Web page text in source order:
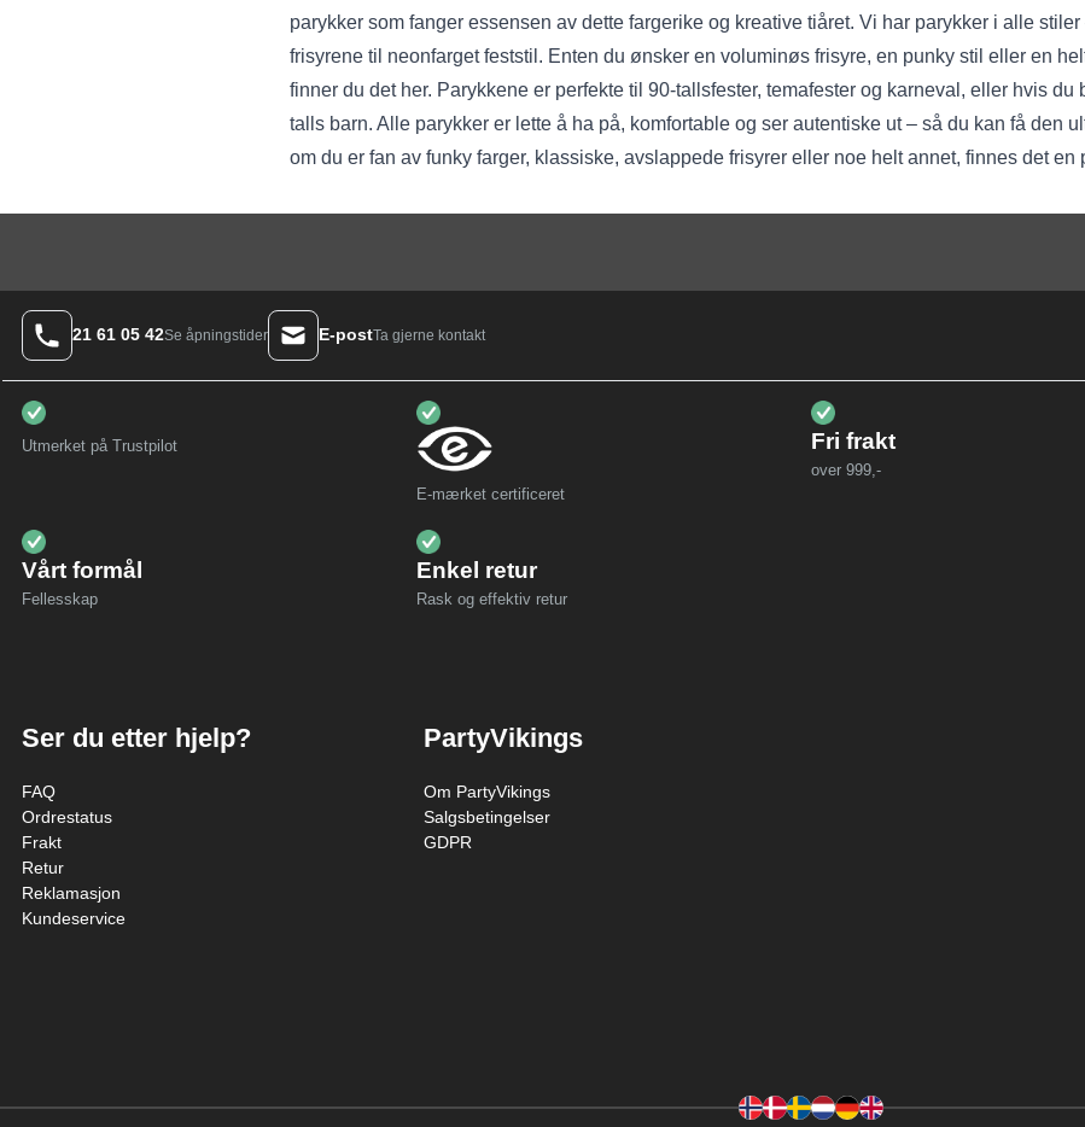
parykker som fanger essensen av dette fargerike og kreative tiåret. Vi har parykker i alle
frisyrene til neonfarget feststil. Enten du ønsker en voluminøs frisyre, en punky stil eller en
finner du det her. Parykkene er perfekte til 90-tallsfester, temafester og karneval, eller hvis du
talls barn. Alle parykker er lette å ha på, komfortable og ser autentiske ut – så du kan få den
om du er fan av funky farger, klassiske, avslappede frisyrer eller noe helt annet, finnes det en
21 61 05 42Se åpningstider E-postTa gjerne kontakt
Utmerket på Trustpilot
E-mærket certificeret
Fri frakt
over 999,-
Vårt formål
Fellesskap
Enkel retur
Rask og effektiv retur
Ser du etter hjelp?
FAQ
Ordrestatus
Frakt
Retur
Reklamasjon
Kundeservice
PartyVikings
Om PartyVikings
Salgsbetingelser
GDPR